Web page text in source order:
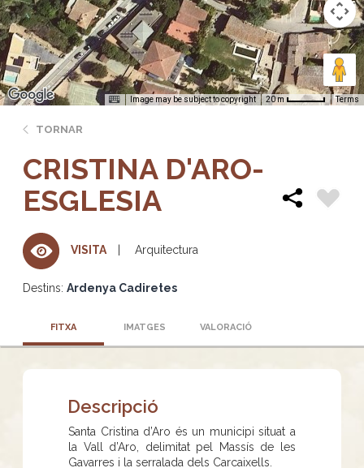
Image may be subject to copyright 20 m Terms
TORNAR
CRISTINA D'ARO-
ESGLESIA
VISITA Arquitectura
Destins: Ardenya Cadiretes
FITXA IMATGES VALORACIÓ
Descripció
Santa Cristina d’Aro és un municipi situat a
la Vall d’Aro, delimitat pel Massís de les
Gavarres i la serralada dels Carcaixells.